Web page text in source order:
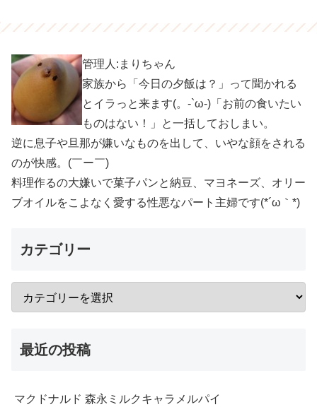
管理人:まりちゃん
家族から「今日の夕飯は？」って聞かれる
とイラっと来ます(。-`ω-)「お前の食いたい
ものはない！」と一括しておしまい。
逆に息子や旦那が嫌いなものを出して、いやな顔をされる
のが快感。(￣ー￣)
料理作るの大嫌いで菓子パンと納豆、マヨネーズ、オリー
ブオイルをこよなく愛する性悪なパート主婦です(*´ω｀*)
カテゴリー
最近の投稿
マクドナルド 森永ミルクキャラメルパイ